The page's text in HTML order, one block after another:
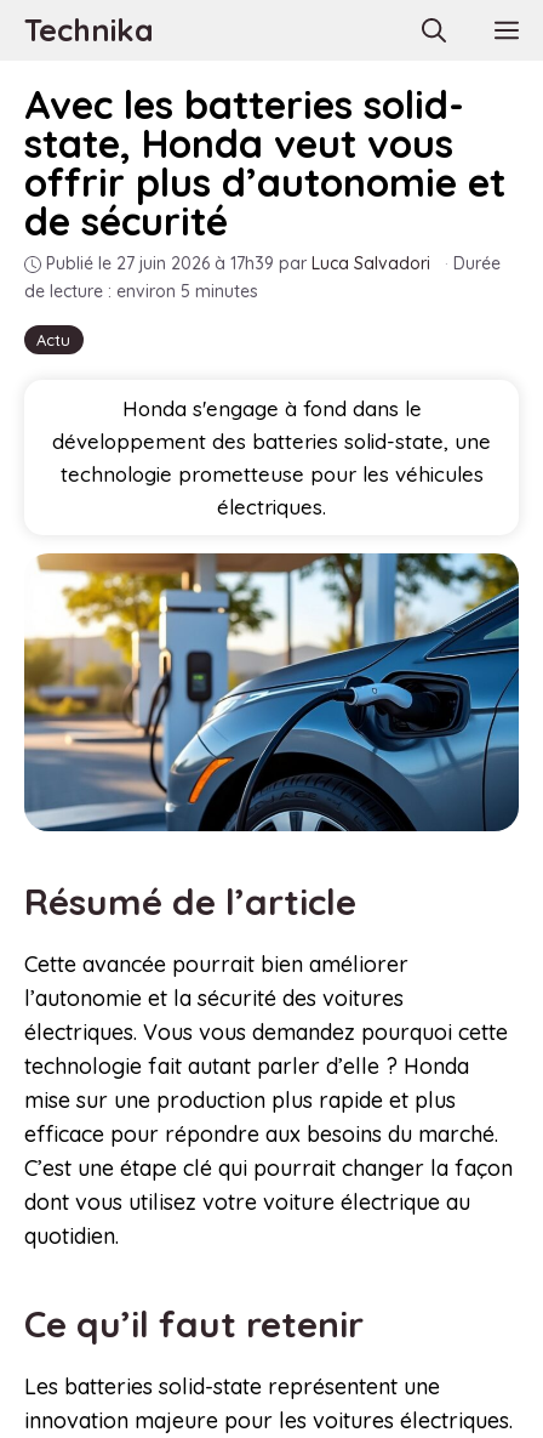
AllerTechnika
Actu
Avec les batteries solid-
state, Honda veut vous
offrir plus d’autonomie et
de sécurité
Publié le 27 juin 2026 à 17h39 par Luca Salvadori · Durée
de lecture : environ 5 minutes
Honda s'engage à fond dans le
développement des batteries solid-state, une
technologie prometteuse pour les véhicules
électriques.
Résumé de l’article
Cette avancée pourrait bien améliorer
l’autonomie et la sécurité des voitures
électriques. Vous vous demandez pourquoi cette
technologie fait autant parler d’elle ? Honda
mise sur une production plus rapide et plus
efficace pour répondre aux besoins du marché.
C’est une étape clé qui pourrait changer la façon
dont vous utilisez votre voiture électrique au
quotidien.
Ce qu’il faut retenir
Les batteries solid-state représentent une
innovation majeure pour les voitures électriques.